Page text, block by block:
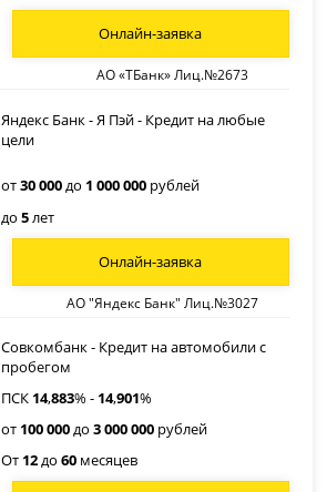
АО «ТБанк» Лиц.№2673
Онлайн-заявка
Яндекс Банк - Я Пэй - Кредит на любые
цели
от30 000до 1 000 000 рублей
до5 лет
АО "Яндекс Банк" Лиц.№3027
Онлайн-заявка
Совкомбанк - Кредит на автомобили с
пробегом
ПСК 14,883% - 14,901%
от 100 000до3 000 000 рублей
От 12до60 месяцев